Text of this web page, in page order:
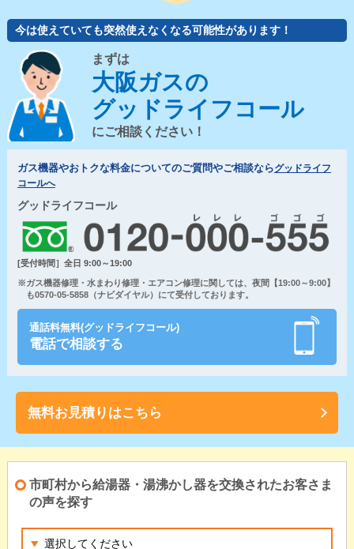
今は使えていても突然使えなくなる可能性があります！
まずは
大阪ガスの
グッドライフコール
にご相談ください！
ガス機器やおトクな料金についてのご質問やご相談ならグッドライフ
コールへ
グッドライフコール
[受付時間］全日 9:00～19:00
※ガス機器修理・水まわり修理・エアコン修理に関しては、夜間【19:00～9:00】
も0570-05-5858（ナビダイヤル）にて受付しております。
通話料無料(グッドライフコール)
電話で相談する
無料お見積りはこちら
市町村から給湯器・湯沸かし器を交換されたお客さま
の声を探す